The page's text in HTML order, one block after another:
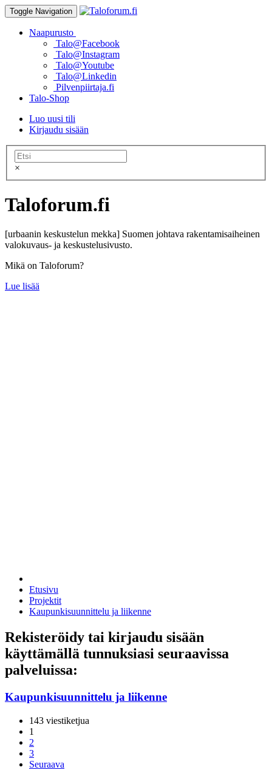
Toggle Navigation
Naapurusto
Talo@Facebook
Talo@Instagram
Talo@Youtube
Talo@Linkedin
Pilvenpiirtaja.fi
Talo-Shop
Luo uusi tili
Kirjaudu sisään
×
Taloforum.fi
[urbaanin keskustelun mekka] Suomen johtava rakentamisaiheinen
valokuvaus- ja keskustelusivusto.
Mikä on Taloforum?
Lue lisää
Etusivu
Projektit
Kaupunkisuunnittelu ja liikenne
Rekisteröidy tai kirjaudu sisään
käyttämällä tunnuksiasi seuraavissa
palveluissa:
Kaupunkisuunnittelu ja liikenne
143 viestiketjua
1
2
3
Seuraava